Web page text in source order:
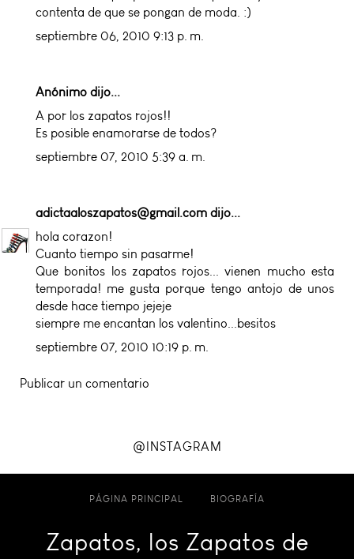
contenta de que se pongan de moda. :)
septiembre 06, 2010 9:13 p. m.
Anónimo dijo...
A por los zapatos rojos!!
Es posible enamorarse de todos?
septiembre 07, 2010 5:39 a. m.
adictaaloszapatos@gmail.com dijo...
hola corazon!
Cuanto tiempo sin pasarme!
Que bonitos los zapatos rojos... vienen mucho esta
temporada! me gusta porque tengo antojo de unos
desde hace tiempo jejeje
siempre me encantan los valentino...besitos
septiembre 07, 2010 10:19 p. m.
Publicar un comentario
@INSTAGRAM
PÁGINA PRINCIPAL BIOGRAFÍA
Zapatos, los Zapatos de